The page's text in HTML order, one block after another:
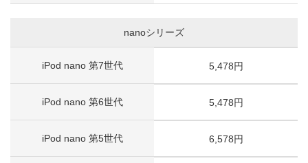
nanoシリーズ
iPod nano 第7世代 5,478円
iPod nano 第6世代 5,478円
iPod nano 第5世代 6,578円